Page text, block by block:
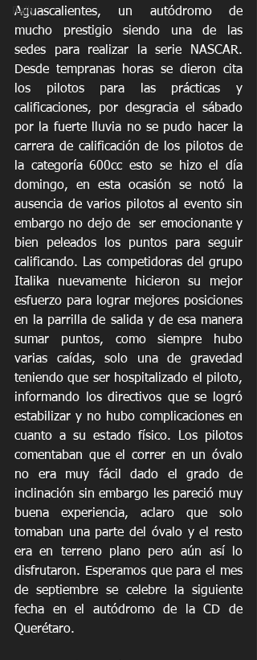
Rally
Aguascalientes, un autódromo de
mucho prestigio siendo una de las
sedes para realizar la serie NASCAR.
Desde tempranas horas se dieron cita
los pilotos para las prácticas y
calificaciones, por desgracia el sábado
por la fuerte lluvia no se pudo hacer la
carrera de calificación de los pilotos de
la categoría 600cc esto se hizo el día
domingo, en esta ocasión se notó la
ausencia de varios pilotos al evento sin
embargo no dejo de  ser emocionante y
bien peleados los puntos para seguir
calificando. Las competidoras del grupo
Italika nuevamente hicieron su mejor
esfuerzo para lograr mejores posiciones
en la parrilla de salida y de esa manera
sumar puntos, como siempre hubo
varias caídas, solo una de gravedad
teniendo que ser hospitalizado el piloto,
informando los directivos que se logró
estabilizar y no hubo complicaciones en
cuanto a su estado físico. Los pilotos
comentaban que el correr en un óvalo
no era muy fácil dado el grado de
inclinación sin embargo les pareció muy
buena experiencia, aclaro que solo
tomaban una parte del óvalo y el resto
era en terreno plano pero aún así lo
disfrutaron. Esperamos que para el mes
de septiembre se celebre la siguiente
fecha en el autódromo de la CD de
Querétaro.